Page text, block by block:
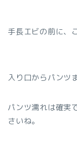
手長エビの前に、
入り口からパンツ
パンツ濡れは確実
さいね。